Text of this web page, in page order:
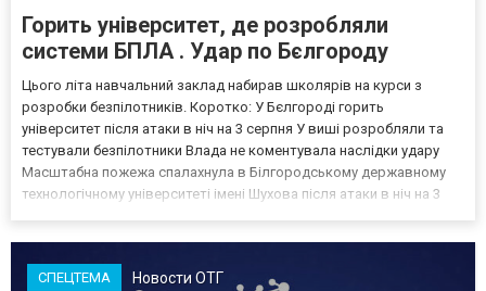
Горить університет, де розробляли
системи БПЛА . Удар по Бєлгороду
Цього літа навчальний заклад набирав школярів на курси з
розробки безпілотників. Коротко: У Бєлгороді горить
університет після атаки в ніч на 3 серпня У виші розробляли та
тестували безпілотники Влада не коментувала наслідки удару
Масштабна пожежа спалахнула в Білгородському державному
технологічному університеті імені Шухова після атаки в ніч на 3
СПЕЦТЕМА Новости ОТГ